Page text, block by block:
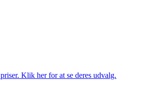
Klik her for at se deres udvalg.